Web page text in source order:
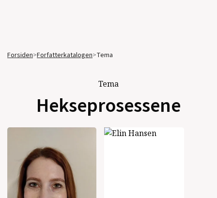
Forsiden>Forfatterkatalogen>Tema
Tema
Hekseprosessene